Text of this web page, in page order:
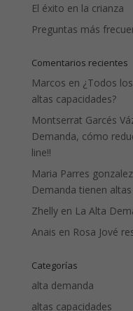
El éxito en la crianza
Preguntas más
Comentarios recientes
Marcos en ¿Todos
altas capacidades?
Montserrat Garcés
Demanda, cómo
line!!
Maria Parres gonzalez
Demanda tienen
Zhellyen La Alta
Anais en Rosa Jové
Categorías
alta demanda
altas capacidades